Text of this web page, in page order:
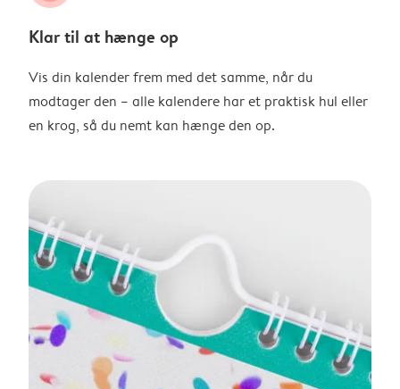
Klar til at hænge op
Vis din kalender frem med det samme, når du
modtager den – alle kalendere har et praktisk hul eller
en krog, så du nemt kan hænge den op.